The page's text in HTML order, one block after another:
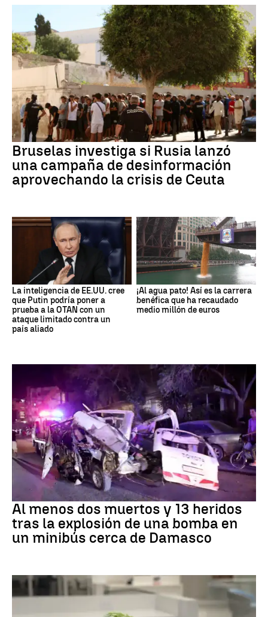
Bruselas investiga si Rusia lanzó
una campaña de desinformación
aprovechando la crisis de Ceuta
La inteligencia de EE.UU. cree
que Putin podría poner a
prueba a la OTAN con un
ataque limitado contra un
país aliado
¡Al agua pato! Así es la carrera
benéfica que ha recaudado
medio millón de euros
Al menos dos muertos y 13 heridos
tras la explosión de una bomba en
un minibús cerca de Damasco